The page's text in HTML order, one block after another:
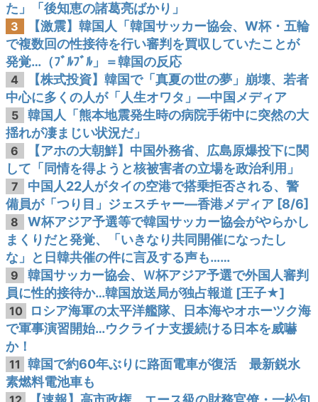
た」「後知恵の諸葛亮ばかり」
3
【激震】韓国人「韓国サッカー協会、W杯・五輪
で複数回の性接待を行い審判を買収していたことが
発覚…（ﾌﾞﾙﾌﾞﾙ」＝韓国の反応
4
【株式投資】韓国で「真夏の世の夢」崩壊、若者
中心に多くの人が「人生オワタ」―中国メディア
5
韓国人「熊本地震発生時の病院手術中に突然の大
揺れが凄まじい状況だ」
6
【アホの大朝鮮】中国外務省、広島原爆投下に関
して「同情を得ようと核被害者の立場を政治利用」
7
中国人22人がタイの空港で搭乗拒否される、警
備員が「つり目」ジェスチャー―香港メディア [8/6]
8
W杯アジア予選等で韓国サッカー協会がやらかし
まくりだと発覚、「いきなり共同開催になったし
な」と日韓共催の件に言及する声も……
9
韓国サッカー協会、Ｗ杯アジア予選で外国人審判
員に性的接待か…韓国放送局が独占報道 [王子★]
10
ロシア海軍の太平洋艦隊、日本海やオホーツク海
で軍事演習開始…ウクライナ支援続ける日本を威嚇
か！
11
韓国で約60年ぶりに路面電車が復活 最新鋭水
素燃料電池車も